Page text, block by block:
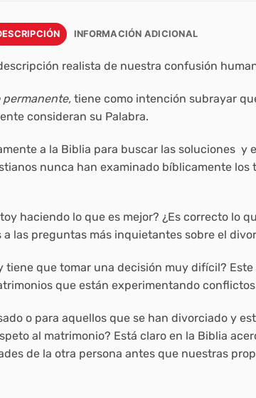
INFORMACIÓN ADICIONAL
realista de nuestra confusión
permanente, tiene como intención subrayar
consideran su Palabra.
a la Biblia para buscar las soluciones y
nunca han examinado bíblicamente los
haciendo lo que es mejor? ¿Es correcto lo
las preguntas más inquietantes sobre el
que tomar una decisión muy difícil?
que están experimentando
o para aquellos que se han divorciado y
al matrimonio? Está claro en la Biblia
de la otra persona antes que nuestras